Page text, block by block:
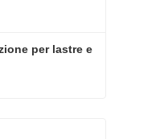
per lastre e